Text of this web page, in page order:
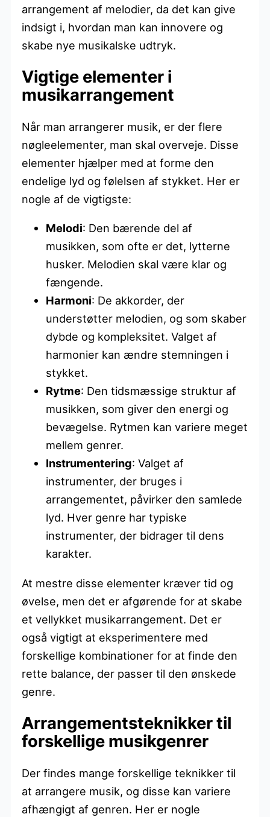
arrangement af melodier, da det kan give
indsigt i, hvordan man kan innovere og
skabe nye musikalske udtryk.
Vigtige elementer i
musikarrangement
Når man arrangerer musik, er der flere
nøgleelementer, man skal overveje. Disse
elementer hjælper med at forme den
endelige lyd og følelsen af stykket. Her er
nogle af de vigtigste:
Melodi: Den bærende del af
musikken, som ofte er det, lytterne
husker. Melodien skal være klar og
fængende.
Harmoni: De akkorder, der
understøtter melodien, og som skaber
dybde og kompleksitet. Valget af
harmonier kan ændre stemningen i
stykket.
Rytme: Den tidsmæssige struktur af
musikken, som giver den energi og
bevægelse. Rytmen kan variere meget
mellem genrer.
Instrumentering: Valget af
instrumenter, der bruges i
arrangementet, påvirker den samlede
lyd. Hver genre har typiske
instrumenter, der bidrager til dens
karakter.
At mestre disse elementer kræver tid og
øvelse, men det er afgørende for at skabe
et vellykket musikarrangement. Det er
også vigtigt at eksperimentere med
forskellige kombinationer for at finde den
rette balance, der passer til den ønskede
genre.
Arrangementsteknikker til
forskellige musikgenrer
Der findes mange forskellige teknikker til
at arrangere musik, og disse kan variere
afhængigt af genren. Her er nogle